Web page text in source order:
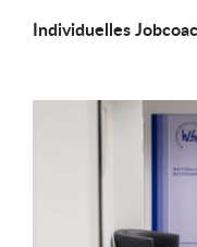
Individu­elles